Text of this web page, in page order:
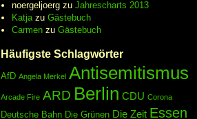
noergeljoergzu Jahrescharts 2013
Katjazu Gästebuch
Carmenzu Gästebuch
Häufigste Schlagwörter
AfD Angela Merkel Antisemitismus
Arcade Fire ARD Berlin CDU Corona
Deutsche Bahn Die Grünen Die Zeit Essen